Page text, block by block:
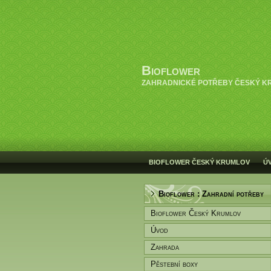
Bioflower
ZAHRADNICKÉ POTŘEBY ČESKÝ
BIOFLOWER ČESKÝ KRUMLOV
Bioflower : Zahradní potřeby
Bioflower Český Krumlov
Úvod
Zahrada
Pěstební boxy